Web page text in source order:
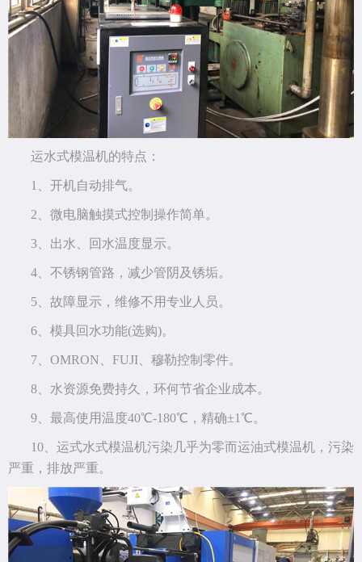
运水式模温机的特点：
1、开机自动排气。
2、微电脑触摸式控制操作简单。
3、出水、回水温度显示。
4、不锈钢管路，减少管阴及锈垢。
5、故障显示，维修不用专业人员。
6、模具回水功能(选购)。
7、OMRON、FUJI、穆勒控制零件。
8、水资源免费持久，环何节省企业成本。
9、最高使用温度40℃-180℃，精确±1℃。
10、运式水式模温机污染几乎为零而运油式模温机，污染
严重，排放严重。